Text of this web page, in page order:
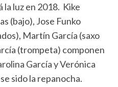
luz en 2018. Kike
(bajo), Jose Funko
Martín García (saxo
(trompeta) componen
García y Verónica
sido la repanocha.